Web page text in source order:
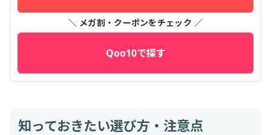
＼ メガ割・クーポンをチェック ／
Qoo10で探す
知っておきたい選び方・注意点